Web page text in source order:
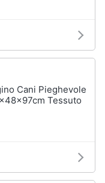
Cani Pieghevole
Tessuto